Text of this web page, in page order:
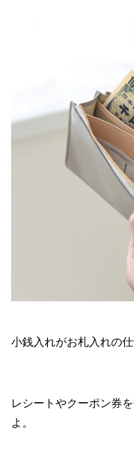
小銭入れがお札入れの
レシートやクーポン券
よ。